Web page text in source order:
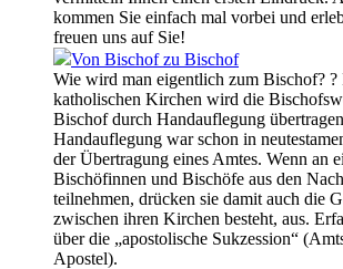
kommen Sie einfach mal vorbei und
freuen uns auf Sie!
Von Bischof zu Bischof
Wie wird man eigentlich zum Bischof? ?
katholischen Kirchen wird die
Bischof durch Handauflegung
Handauflegung war schon in
der Übertragung eines Amtes. Wenn an
Bischöfinnen und Bischöfe aus den
teilnehmen, drücken sie damit auch die
zwischen ihren Kirchen besteht, aus.
über die „apostolische Sukzession“
Apostel).